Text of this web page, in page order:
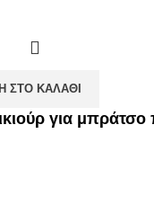
ΣΤΟ ΚΑΛΆΘΙ
για